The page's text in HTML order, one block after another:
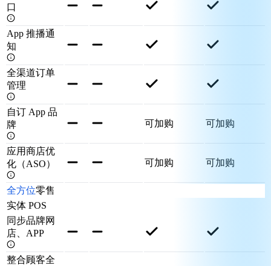
口
App 推播通
知
全渠道订单
管理
自订 App 品
牌
可加购 可加购
应用商店优
化（ASO）
可加购 可加购
全方位零售
实体 POS
同步品牌网
店、APP
整合顾客全